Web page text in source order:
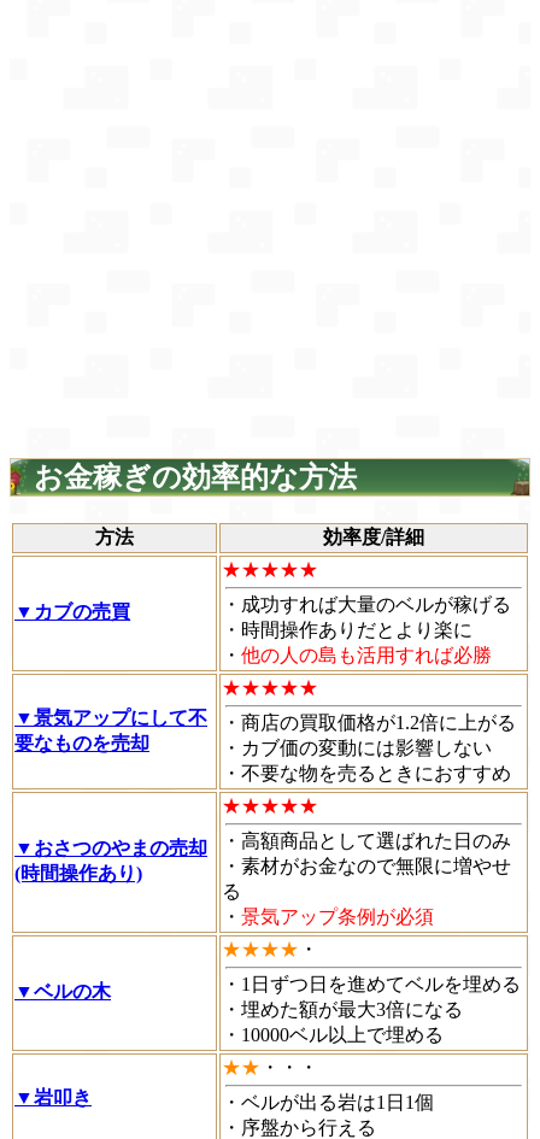
お金稼ぎの効率的な方法
方法 効率度/詳細
▼カブの売買
★★★★★
・成功すれば大量のベルが稼げる
・時間操作ありだとより楽に
・ 他の人の島も活用すれば必勝
▼景気アップにして不
要なものを売却
★★★★★
・商店の買取価格が1.2倍に上がる
・カブ価の変動には影響しない
・不要な物を売るときにおすすめ
▼おさつのやまの売却
(時間操作あり)
★★★★★
・高額商品として選ばれた日のみ
・素材がお金なので無限に増やせ
る
・ 景気アップ条例が必須
▼ベルの木
★★★★ ・
・1日ずつ日を進めてベルを埋める
・埋めた額が最大3倍になる
・10000ベル以上で埋める
▼岩叩き
★★ ・・・
・ベルが出る岩は1日1個
・序盤から行える